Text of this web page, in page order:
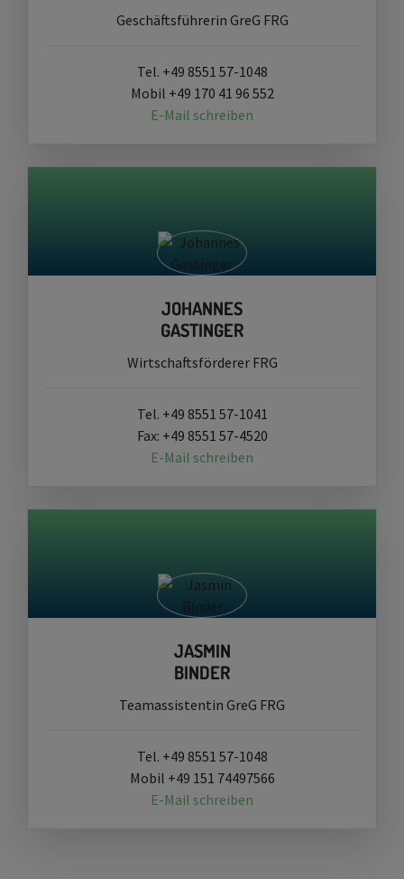
Geschäftsführerin GreG FRG
Tel. +49 8551 57-1048
Mobil +49 170 41 96 552
E-Mail schreiben
JOHANNES
GASTINGER
Wirtschaftsförderer FRG
Tel. +49 8551 57-1041
Fax: +49 8551 57-4520
E-Mail schreiben
JASMIN
BINDER
Teamassistentin GreG FRG
Tel. +49 8551 57-1048
Mobil +49 151 74497566
E-Mail schreiben